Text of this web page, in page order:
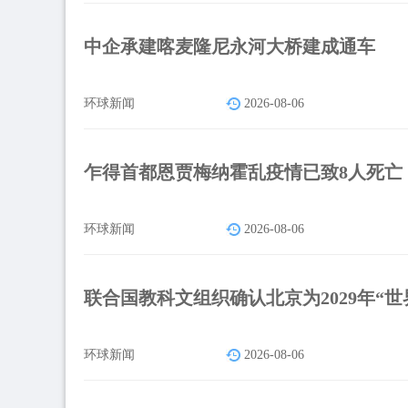
中企承建喀麦隆尼永河大桥建成通车
环球新闻 2026-08-06
乍得首都恩贾梅纳霍乱疫情已致8人死亡
环球新闻 2026-08-06
联合国教科文组织确认北京为2029年“世
环球新闻 2026-08-06